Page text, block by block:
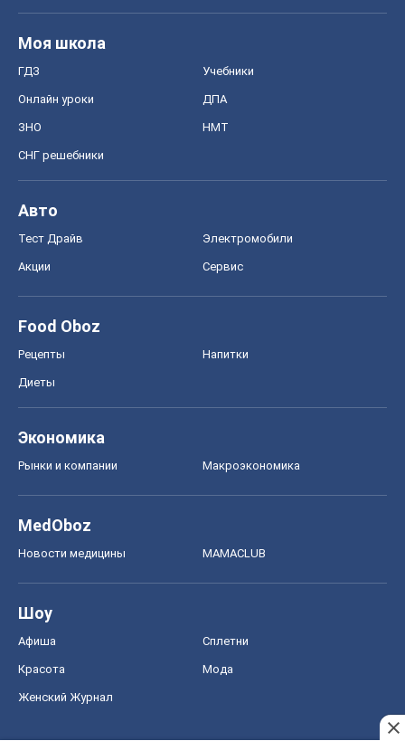
Моя школа
ГДЗ Учебники
Онлайн уроки ДПА
ЗНО НМТ
СНГ решебники
Авто
Тест Драйв Электромобили
Акции Сервис
Food Oboz
Рецепты Напитки
Диеты
Экономика
Рынки и компании Mакроэкономика
MedOboz
Новости медицины MAMACLUB
Шоу
Афиша Сплетни
Красота Мода
Женский Журнал